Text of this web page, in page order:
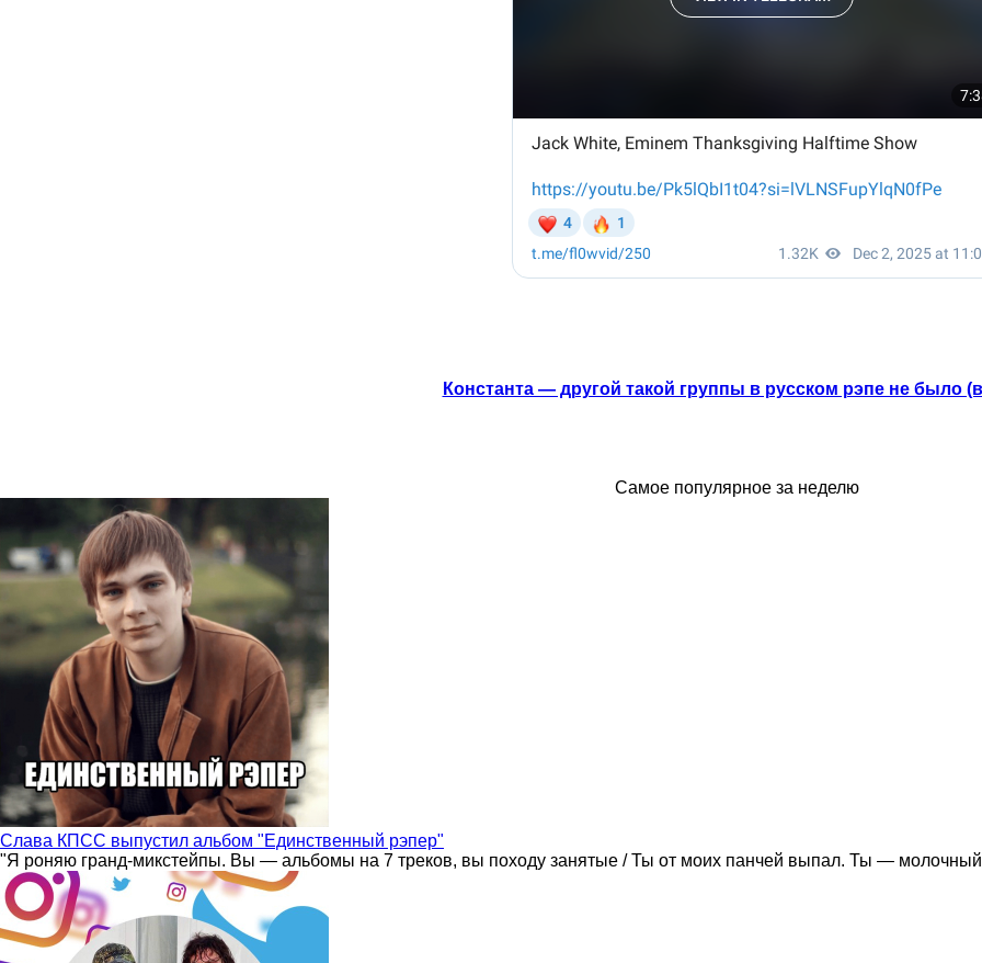
Константа — другой такой группы в русском рэпе не было
Самое популярное за неделю
Слава КПСС выпустил альбом "Единственный рэпер"
"Я роняю гранд-микстейпы. Вы — альбомы на 7 треков, вы походу занятые / Ты от моих панчей выпал. Ты —